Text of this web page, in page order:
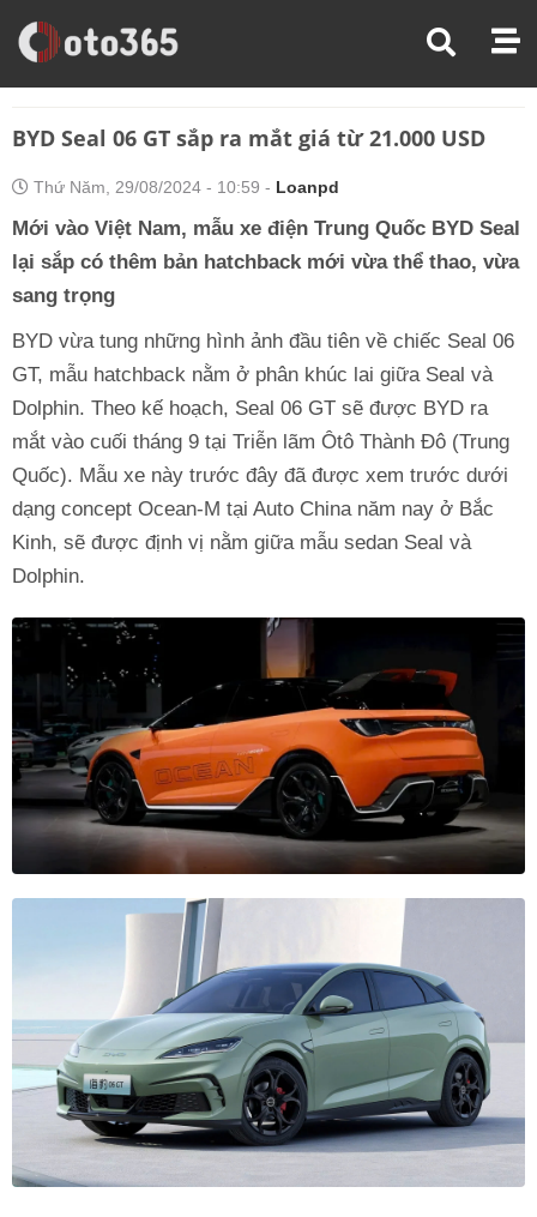
Trang Chủ
Tin Xe
BYD Seal 06 GT sắp ra mắt giá từ 21.000 USD
Thứ Năm, 29/08/2024 - 10:59 - Loanpd
Mới vào Việt Nam, mẫu xe điện Trung Quốc BYD Seal
lại sắp có thêm bản hatchback mới vừa thể thao, vừa
sang trọng
BYD vừa tung những hình ảnh đầu tiên về chiếc Seal 06
GT, mẫu hatchback nằm ở phân khúc lai giữa Seal và
Dolphin. Theo kế hoạch, Seal 06 GT sẽ được BYD ra
mắt vào cuối tháng 9 tại Triễn lãm Ôtô Thành Đô (Trung
Quốc). Mẫu xe này trước đây đã được xem trước dưới
dạng concept Ocean-M tại Auto China năm nay ở Bắc
Kinh, sẽ được định vị nằm giữa mẫu sedan Seal và
Dolphin.